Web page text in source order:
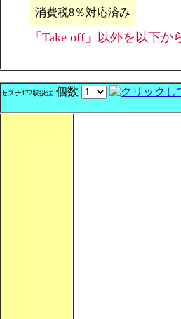
消費税8％対応済み
「Take off」以外を以下
セスナ172取扱法 個数